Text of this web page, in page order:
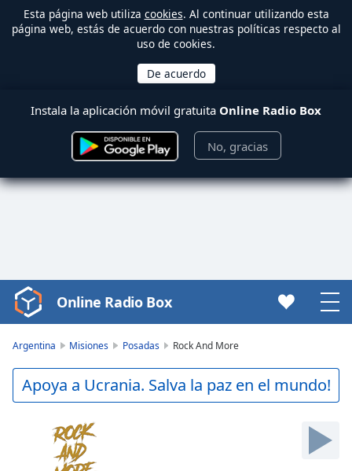
Esta página web utiliza cookies. Al continuar utilizando esta
página web, estás de acuerdo con nuestras políticas respecto al
uso de cookies.
Instala la aplicación móvil gratuita Online Radio Box
No, gracias
Video
Player
Play
Video
Online Radio Box
Argentina Misiones Posadas Rock And More
Apoya a Ucrania. Salva la paz en el mundo!